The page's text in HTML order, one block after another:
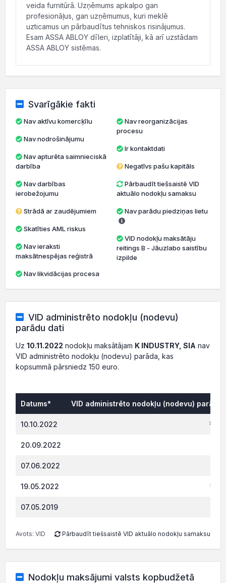
veida furnitūrā. Uzņēmums apkalpo gan
profesionāļus, gan uzņēmumus, kuri meklē
uzticamus un pārbaudītus tehniskos risinājumus.
Esam ASSA ABLOY dīleri, izplatītāji, kā arī uzstādam
ASSA ABLOY sistēmas.
Svarīgākie fakti
Nav aktīvu komercķīlu
Nav nodrošinājumu
darbība
ierobežojumu
Strādā ar zaudējumiem
Skatīties AML riskus
maksātnespējas reģistrā
Nav likvidācijas procesa
Nav reorganizācijas
procesu
Ir kontaktdati
Negatīvs pašu kapitāls
Pārbaudīt tiešsaistē VID
aktuālo nodokļu samaksu
Nav parādu piedziņas lietu
VID nodokļu maksātāju
reitings B - Jāuzlabo saistību
izpilde
VID administrēto nodokļu (nodevu)
parādu dati
Uz 10.11.2022 nodokļu maksātājam K INDUSTRY, SIA nav
VID administrēto nodokļu (nodevu) parāda, kas
kopsummā pārsniedz 150 euro.
Datums* VID administrēto nodokļu (nodevu) parāds,
10.10.2022
20.09.2022
07.06.2022
19.05.2022
07.05.2019
Avots: VID Pārbaudīt tiešsaistē VID aktuālo nodokļu samaksu
Nodokļu maksājumi valsts kopbudžetā